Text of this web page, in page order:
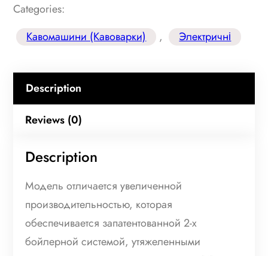
Categories:
Кавомашини (Кавоварки)
, Электричні
Description
Reviews (0)
Description
Модель отличается увеличенной
производительностью, которая
обеспечивается запатентованной 2-х
бойлерной системой, утяжеленными